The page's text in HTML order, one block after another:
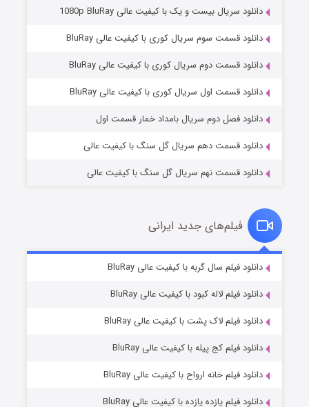
مردگان متحرک: شهر مرده ۳
قسمت۲ (زیرنویس) منتشر شد
قسمت۷ (زیرنویس) منتشر شد
دانلود سریال بیست و یک با کیفیت عالی 1080p BluRay
دانلود قسمت سوم سریال کوری با کیفیت عالی BluRay
دانلود قسمت دوم سریال کوری با کیفیت عالی BluRay
دانلود قسمت اول سریال کوری با کیفیت عالی BluRay
دانلود فصل دوم سریال بامداد خمار قسمت اول
دانلود قسمت دهم سریال گل سنگ با کیفیت عالی
دانلود قسمت نهم سریال گل سنگ با کیفیت عالی
فیلم‌های جدید ایرانی
دانلود فیلم سال گربه با کیفیت عالی BluRay
دانلود فیلم لاله کبود با کیفیت عالی BluRay
دانلود فیلم لاک پشت با کیفیت عالی BluRay
دانلود فیلم کج‌ پیله با کیفیت عالی BluRay
دانلود فیلم خانه ارواح با کیفیت عالی BluRay
دانلود فیلم یازده یازده با کیفیت عالی BluRay